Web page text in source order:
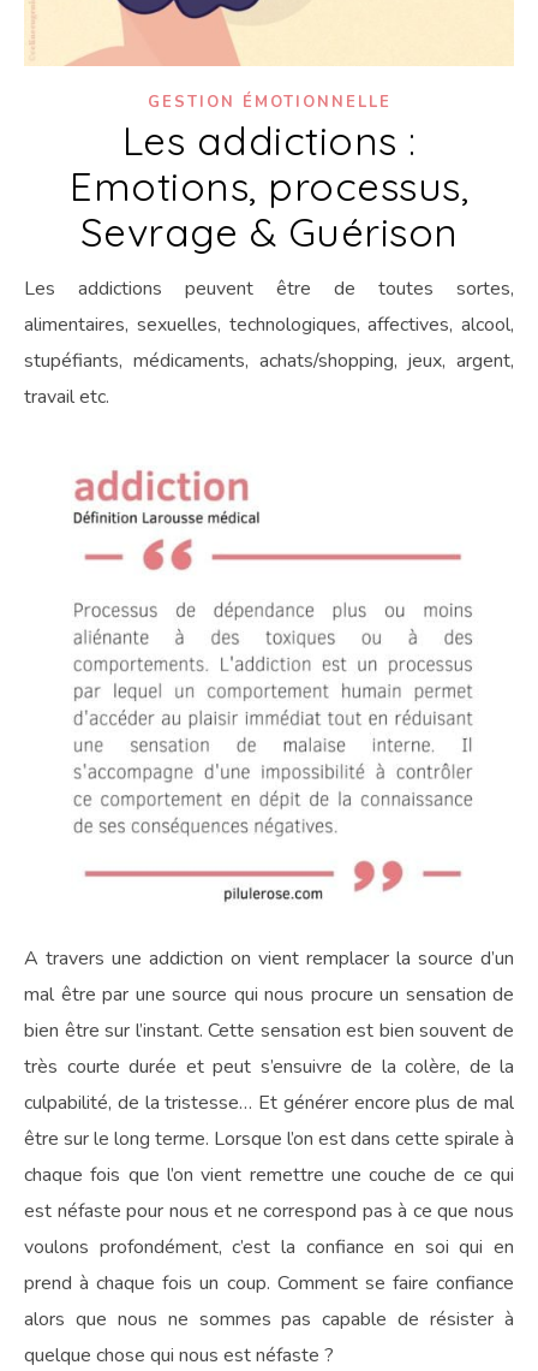
GESTION ÉMOTIONNELLE
Les addictions :
Emotions, processus,
Sevrage & Guérison
Les addictions peuvent être de toutes sortes,
alimentaires, sexuelles, technologiques, affectives, alcool,
stupéfiants, médicaments, achats/shopping, jeux, argent,
travail etc.
A travers une addiction on vient remplacer la source d’un
mal être par une source qui nous procure un sensation de
bien être sur l’instant. Cette sensation est bien souvent de
très courte durée et peut s’ensuivre de la colère, de la
culpabilité, de la tristesse… Et générer encore plus de mal
être sur le long terme. Lorsque l’on est dans cette spirale à
chaque fois que l’on vient remettre une couche de ce qui
est néfaste pour nous et ne correspond pas à ce que nous
voulons profondément, c’est la confiance en soi qui en
prend à chaque fois un coup. Comment se faire confiance
alors que nous ne sommes pas capable de résister à
quelque chose qui nous est néfaste ?